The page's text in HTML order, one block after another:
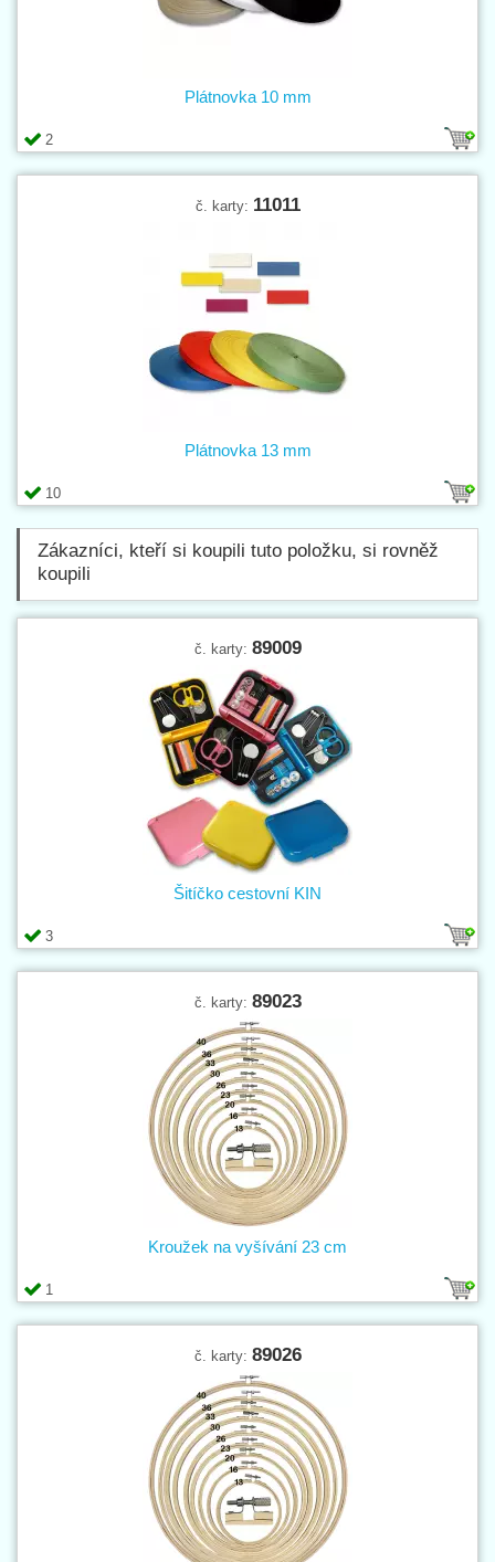
2
Plátnovka 10 mm
č. karty: 11011
10
Plátnovka 13 mm
Zákazníci, kteří si koupili tuto položku, si rovněž
koupili
č. karty: 89009
3
Šitíčko cestovní KIN
č. karty: 89023
1
Kroužek na vyšívání 23 cm
č. karty: 89026